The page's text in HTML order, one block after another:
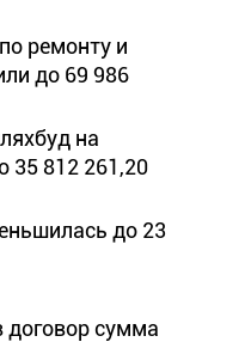
ремонту и
до 69 986
на
35 812 261,20
до 23
договор сумма